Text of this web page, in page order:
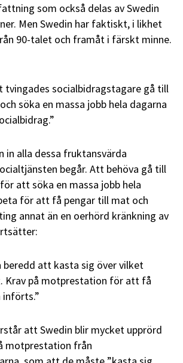
som också delas av Swedin
Men Swedin har faktiskt, i likhet
90-talet och framåt i färskt minne.
tvingades socialbidragstagare gå till
söka en massa jobb hela dagarna
in alla dessa fruktansvärda
begår. Att behöva gå till
att söka en massa jobb hela
för att få pengar till mat och
annat än en oerhörd kränkning av
beredd att kasta sig över vilket
Krav på motprestation för att få
införts.”
att Swedin blir mycket upprörd
motprestation från